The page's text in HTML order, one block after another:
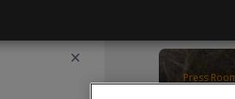
Press